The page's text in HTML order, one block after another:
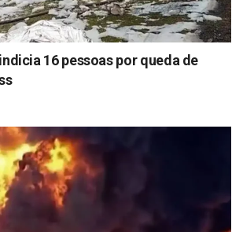
16 pessoas por queda de